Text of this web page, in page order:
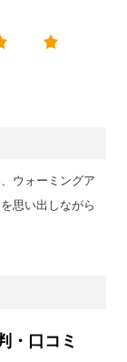
ウォーミングア
思い出しながら
・口コミ